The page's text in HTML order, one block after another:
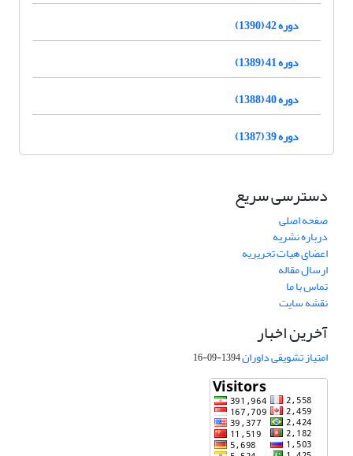
دوره 42 (1390)
دوره 41 (1389)
دوره 40 (1388)
دوره 39 (1387)
دسترسی سریع
صفحه اصلی
درباره نشریه
اعضای هیات تحریریه
ارسال مقاله
تماس با ما
نقشه سایت
آخرین اخبار
امتیاز تشویقی داوران1394-09-16